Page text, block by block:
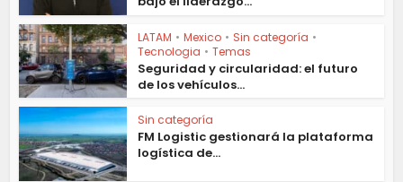
LATAM • Mexico • Sin categoría •
Tecnologia • Temas
Seguridad y circularidad: el futuro
de los vehículos...
Sin categoría
FM Logistic gestionará la plataforma
logística de...